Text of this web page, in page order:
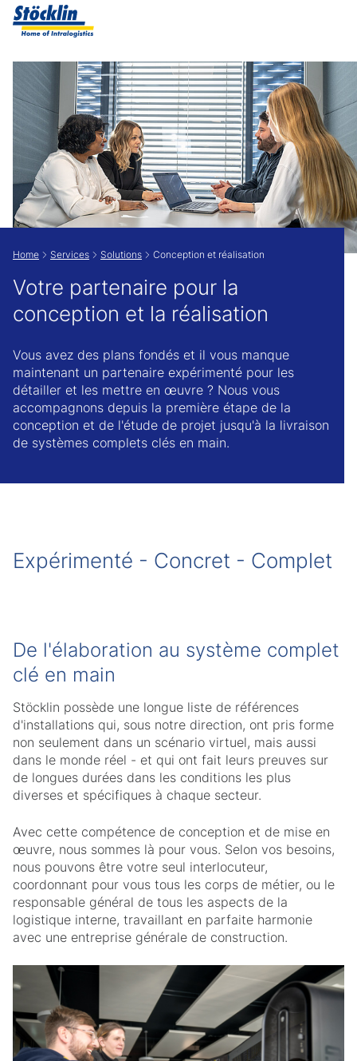
Show convenient version of this site
Don't show this message again
Home Services Solutions Conception et réalisation
Votre partenaire pour la
conception et la réalisation
Vous avez des plans fondés et il vous manque
maintenant un partenaire expérimenté pour les
détailler et les mettre en œuvre ? Nous vous
accompagnons depuis la première étape de la
conception et de l'étude de projet jusqu'à la livraison
de systèmes complets clés en main.
Expérimenté - Concret - Complet
De l'élaboration au système complet
clé en main
Stöcklin possède une longue liste de références
d'installations qui, sous notre direction, ont pris forme
non seulement dans un scénario virtuel, mais aussi
dans le monde réel - et qui ont fait leurs preuves sur
de longues durées dans les conditions les plus
diverses et spécifiques à chaque secteur.
Avec cette compétence de conception et de mise en
œuvre, nous sommes là pour vous. Selon vos besoins,
nous pouvons être votre seul interlocuteur,
coordonnant pour vous tous les corps de métier, ou le
responsable général de tous les aspects de la
logistique interne, travaillant en parfaite harmonie
avec une entreprise générale de construction.